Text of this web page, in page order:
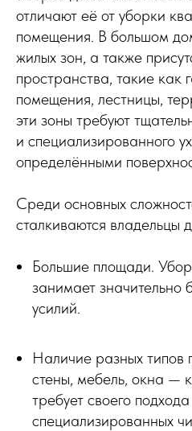
отличают её от уборки
помещения. В большом
жилых зон, а также
пространства, такие как
помещения, лестницы,
эти зоны требуют
и специализированного
определёнными
Среди основных
сталкиваются владельцы
Большие площади.
занимает значительно
усилий.
Наличие разных типов
стены, мебель, окна —
требует своего
специализированных